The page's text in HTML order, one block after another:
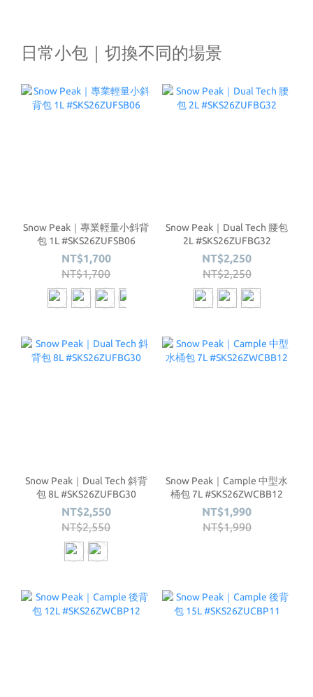
日常小包｜切換不同的場景
Snow Peak｜專業輕量小斜背
包 1L #SKS26ZUFSB06
NT$1,700
NT$1,700
Snow Peak｜Dual Tech 腰包
2L #SKS26ZUFBG32
NT$2,250
NT$2,250
Snow Peak｜Dual Tech 斜背
包 8L #SKS26ZUFBG30
NT$2,550
NT$2,550
Snow Peak｜Cample 中型水
桶包 7L #SKS26ZWCBB12
NT$1,990
NT$1,990